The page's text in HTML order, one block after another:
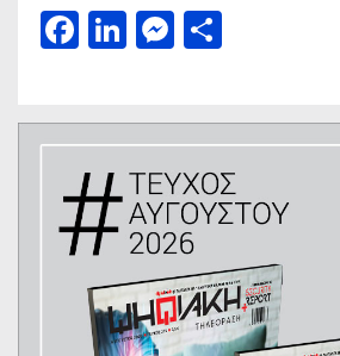
Facebook
LinkedIn
Messenger